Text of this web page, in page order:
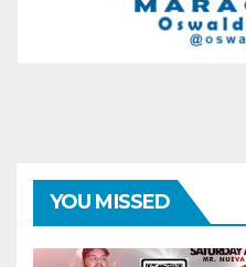
YOU MISSED